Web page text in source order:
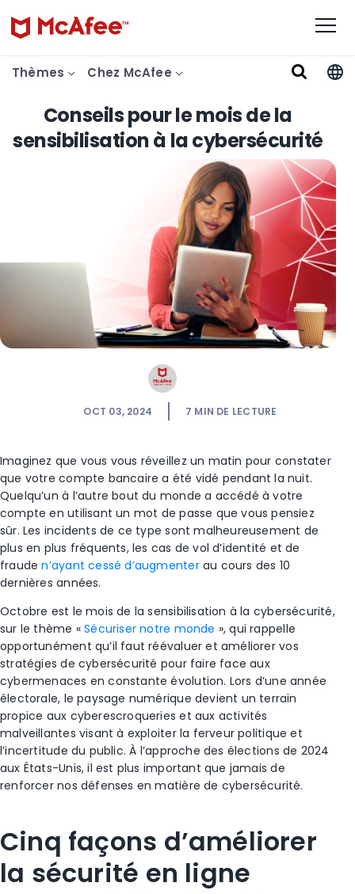
Thèmes Chez McAfee
Conseils pour le mois de la
sensibilisation à la cybersécurité
OCT 03, 2024 7 MIN DE LECTURE
Imaginez que vous vous réveillez un matin pour constater
que votre compte bancaire a été vidé pendant la nuit.
Quelqu’un à l’autre bout du monde a accédé à votre
compte en utilisant un mot de passe que vous pensiez
sûr. Les incidents de ce type sont malheureusement de
plus en plus fréquents, les cas de vol d’identité et de
frauden’ayant cessé d’augmenterau cours des 10
dernières années.
Octobre est le mois de la sensibilisation à la cybersécurité,
sur le thème «Sécuriser notre monde », qui rappelle
opportunément qu’il faut réévaluer et améliorer vos
stratégies de cybersécurité pour faire face aux
cybermenaces en constante évolution. Lors d’une année
électorale, le paysage numérique devient un terrain
propice aux cyberescroqueries et aux activités
malveillantes visant à exploiter la ferveur politique et
l’incertitude du public. À l’approche des élections de 2024
aux États-Unis, il est plus important que jamais de
renforcer nos défenses en matière de cybersécurité.
Cinq façons d’améliorer
la sécurité en ligne